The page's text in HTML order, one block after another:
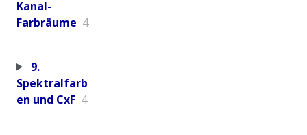
Kanal-
Farbräume 4
9.
Spektralfarb
en und CxF 4